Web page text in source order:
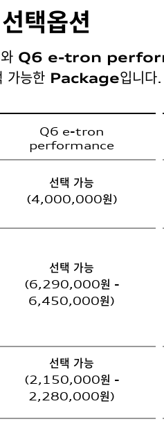
택옵션
와 Q6 e-tron
가능한 Package입니다.
Q6 e-tron
performance
선택 가능
(4,000,000원)
선택 가능
(6,290,000원 -
6,450,000원)
선택 가능
(2,150,000원 -
2,280,000원)